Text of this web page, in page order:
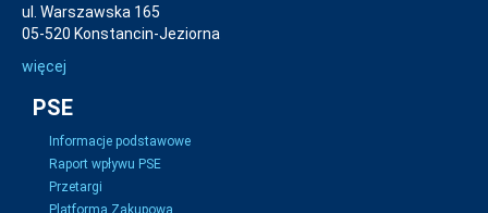
ul. Warszawska 165
05-520 Konstancin-Jeziorna
więcej
PSE
Informacje podstawowe
Raport wpływu PSE
Przetargi
Platforma Zakupowa